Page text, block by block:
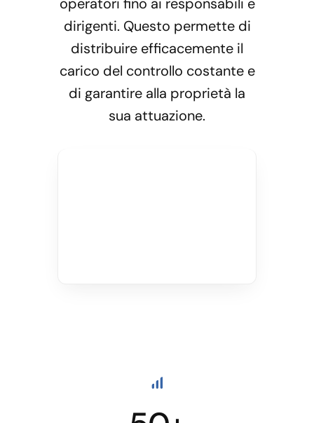
dirigenti. Questo permette di
distribuire efficacemente il
carico del controllo costante e
di garantire alla proprietà la
sua attuazione.